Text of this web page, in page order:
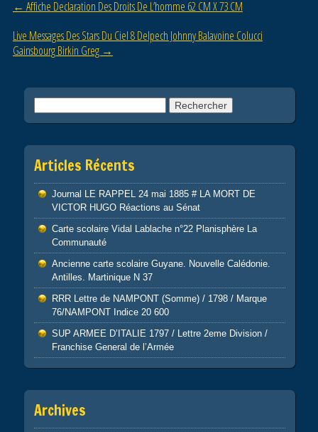
k
Post navigation
← Affiche Declaration Des Droits De L’homme 62 CM X 73 CM
Live Messages Des Stars Du Ciel 8 Delpech Johnny Balavoine Colucci
Gainsbourg Birkin Greg →
Articles Récents
Journal LE RAPPEL 24 mai 1885 # LA MORT DE
VICTOR HUGO Réactions au Sénat
Carte scolaire Vidal Lablache n°22 Planisphère La
Communauté
Ancienne carte scolaire Guyane. Nouvelle Calédonie.
Antilles. Martinique N 37
RRR Lettre de NAMPONT (Somme) / 1798 / Marque
76/NAMPONT Indice 20 600
SUP ARMEE D’ITALIE 1797 / Lettre 2eme Division /
Franchise General de l’Armée
Archives